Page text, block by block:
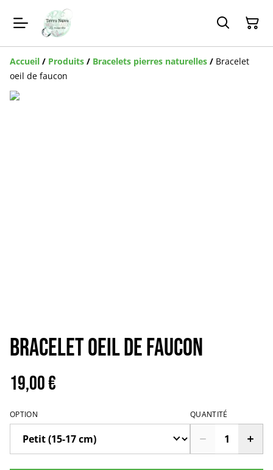
Accueil / Produits / Bracelets pierres naturelles / Bracelet
oeil de faucon
Bracelet oeil de faucon
19,00 €
OPTION QUANTITÉ